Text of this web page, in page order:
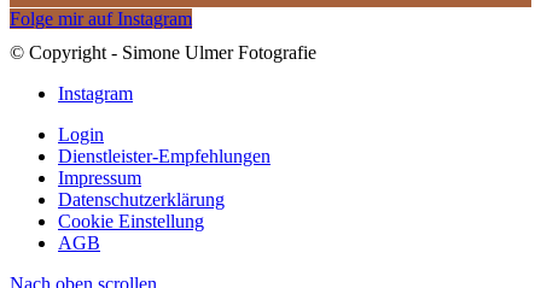
Folge mir auf Instagram
© Copyright - Simone Ulmer Fotografie
Instagram
Login
Dienstleister-Empfehlungen
Impressum
Datenschutzerklärung
Cookie Einstellung
AGB